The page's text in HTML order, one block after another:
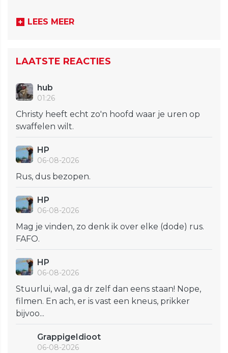
LEES MEER
LAATSTE REACTIES
hub
01:26
Christy heeft echt zo'n hoofd waar je uren op
swaffelen wilt.
HP
06-08-2026
Rus, dus bezopen.
HP
06-08-2026
Mag je vinden, zo denk ik over elke (dode) rus.
FAFO.
HP
06-08-2026
Stuurlui, wal, ga dr zelf dan eens staan! Nope,
filmen. En ach, er is vast een kneus, prikker
bijvoo...
GrappigeIdioot
06-08-2026